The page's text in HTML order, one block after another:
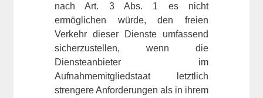
nach Art. 3 Abs. 1 es nicht
ermöglichen würde, den freien
Verkehr dieser Dienste umfassend
sicherzustellen, wenn die
Diensteanbieter im
Aufnahmemitgliedstaat letztlich
strengere Anforderungen als in ihrem